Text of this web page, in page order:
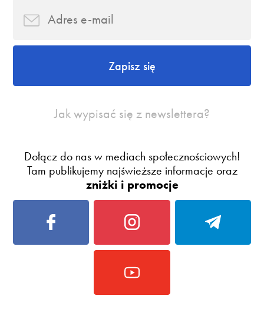
Zapisz się
Jak wypisać się z newslettera?
Dołącz do nas w mediach społecznościowych!
Tam publikujemy najświeższe informacje oraz
zniżki i promocje